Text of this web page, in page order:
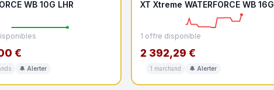
WB 10G LHR
€
🔔 Alerter
XT Xtreme WATERFORCE WB 16G
Carte Graphique Waterf
1 offre disponible
2 392,29 €
1 marchand 🔔 Alerter